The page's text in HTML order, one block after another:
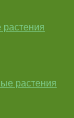
растения
растения